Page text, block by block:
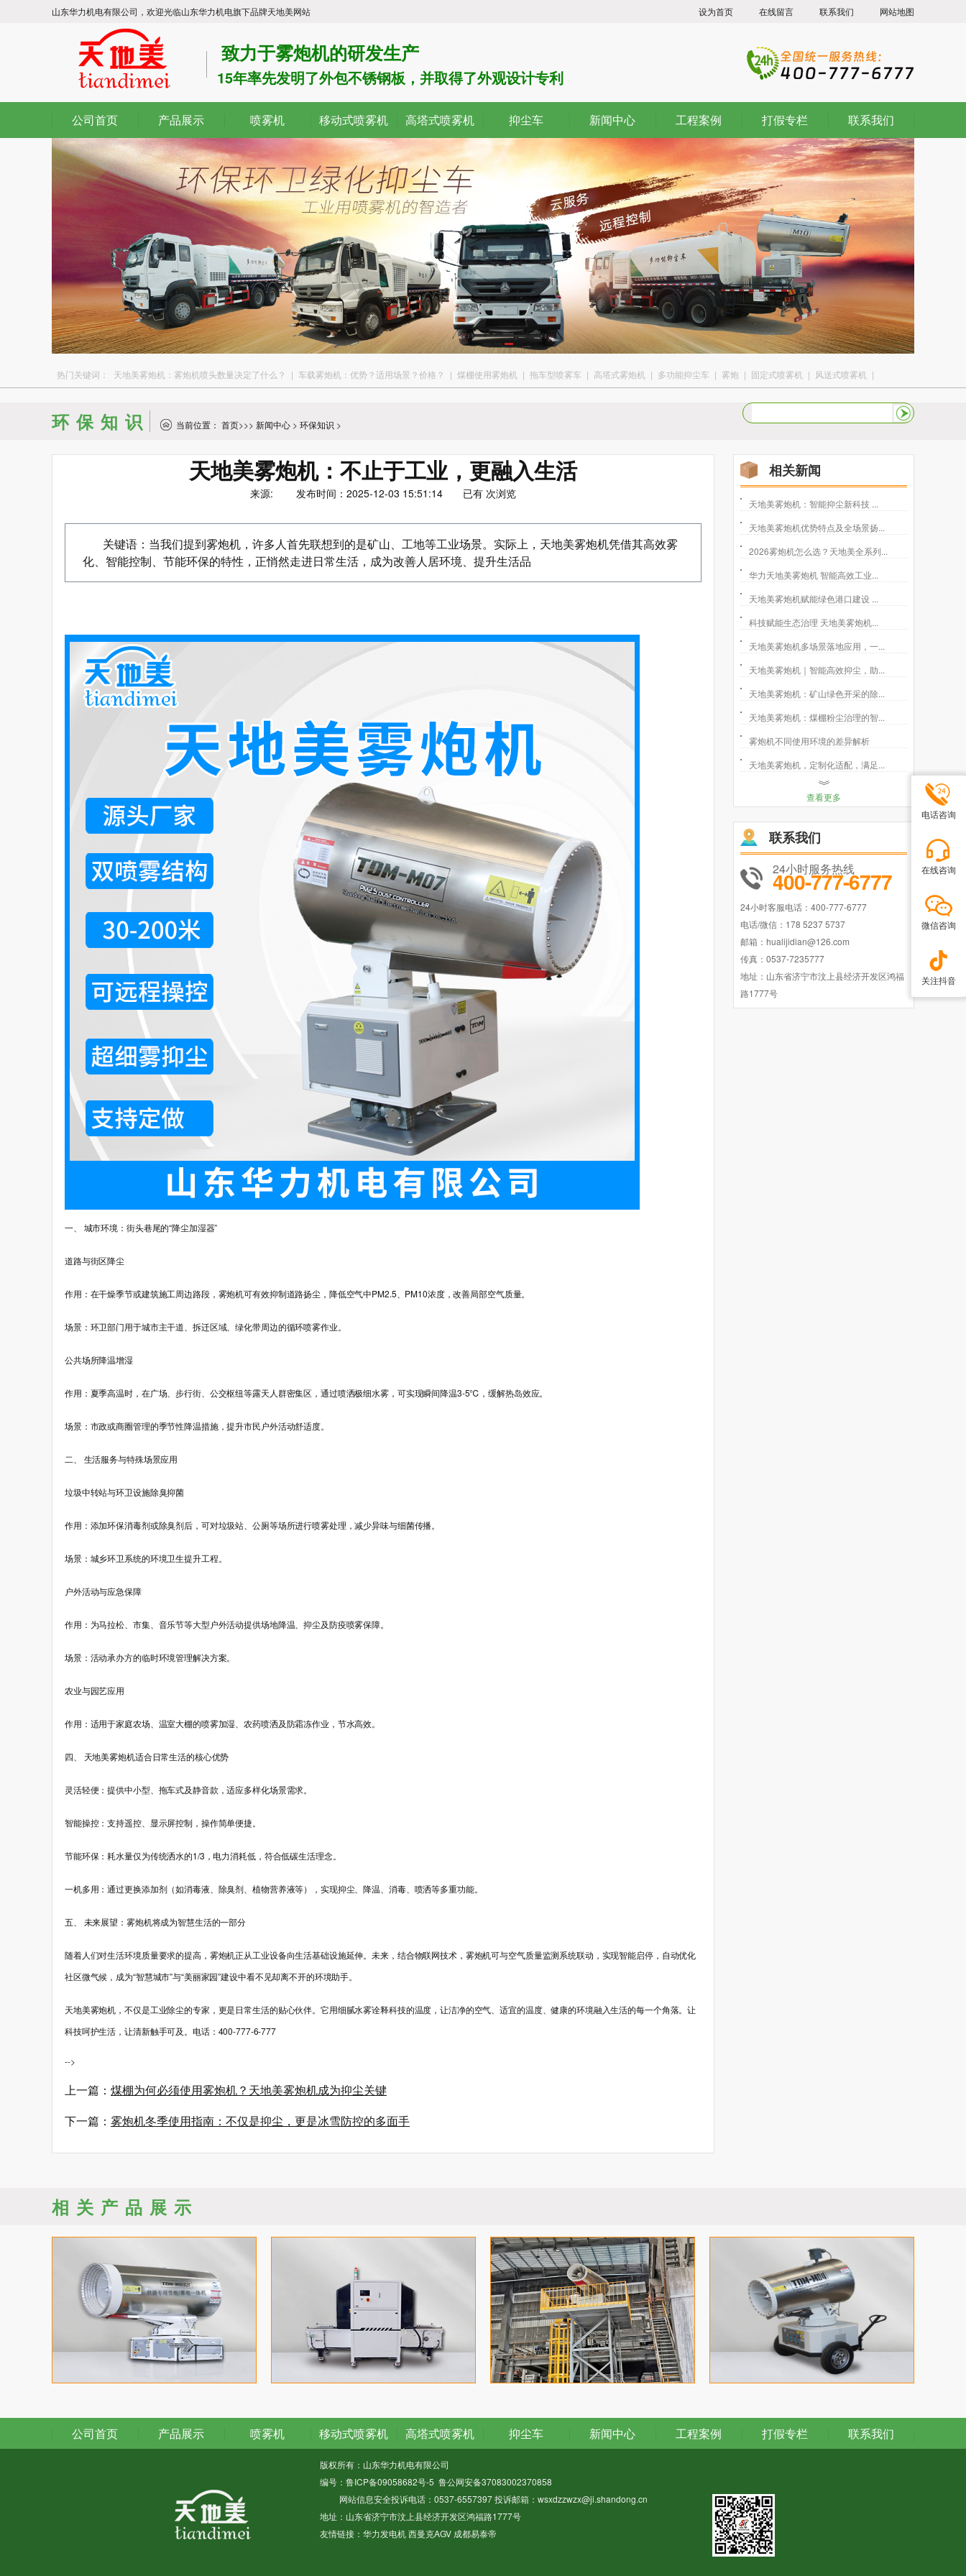
山东华力机电有限公司，欢迎光临山东华力机电旗下品牌天地美网站 网站地图
联系我们
在线留言
设为首页
致力于雾炮机的研发生产
15年率先发明了外包不锈钢板，并取得了外观设计专利
公司首页 产品展示 喷雾机 移动式喷雾机 高塔式喷雾机 抑尘车 新闻中心 工程案例 打假专栏 联系我们
热门关键词： 天地美雾炮机：雾炮机喷头数量决定了什么？ | 车载雾炮机：优势？适用场景？价格？ | 煤棚使用雾炮机 | 拖车型喷雾车 | 高塔式雾炮机 | 多功能抑尘车 | 雾炮 | 固定式喷雾机 | 风送式喷雾机 |
环保知识 当前位置： 首页>>> 新闻中心 > 环保知识 >
天地美雾炮机：不止于工业，更融入生活
来源: 发布时间：2025-12-03 15:51:14 已有 次浏览
关键语：当我们提到雾炮机，许多人首先联想到的是矿山、工地等工业场景。实际上，天地美雾炮机凭借其高效雾
化、智能控制、节能环保的特性，正悄然走进日常生活，成为改善人居环境、提升生活品
一、 城市环境：街头巷尾的“降尘加湿器”
道路与街区降尘
作用：在干燥季节或建筑施工周边路段，雾炮机可有效抑制道路扬尘，降低空气中PM2.5、PM10浓度，改善局部空气质量。
场景：环卫部门用于城市主干道、拆迁区域、绿化带周边的循环喷雾作业。
公共场所降温增湿
作用：夏季高温时，在广场、步行街、公交枢纽等露天人群密集区，通过喷洒极细水雾，可实现瞬间降温3-5℃，缓解热岛效应。
场景：市政或商圈管理的季节性降温措施，提升市民户外活动舒适度。
二、 生活服务与特殊场景应用
垃圾中转站与环卫设施除臭抑菌
作用：添加环保消毒剂或除臭剂后，可对垃圾站、公厕等场所进行喷雾处理，减少异味与细菌传播。
场景：城乡环卫系统的环境卫生提升工程。
户外活动与应急保障
作用：为马拉松、市集、音乐节等大型户外活动提供场地降温、抑尘及防疫喷雾保障。
场景：活动承办方的临时环境管理解决方案。
农业与园艺应用
作用：适用于家庭农场、温室大棚的喷雾加湿、农药喷洒及防霜冻作业，节水高效。
四、 天地美雾炮机适合日常生活的核心优势
灵活轻便：提供中小型、拖车式及静音款，适应多样化场景需求。
智能操控：支持遥控、显示屏控制，操作简单便捷。
节能环保：耗水量仅为传统洒水的1/3，电力消耗低，符合低碳生活理念。
一机多用：通过更换添加剂（如消毒液、除臭剂、植物营养液等），实现抑尘、降温、消毒、喷洒等多重功能。
五、 未来展望：雾炮机将成为智慧生活的一部分
随着人们对生活环境质量要求的提高，雾炮机正从工业设备向生活基础设施延伸。未来，结合物联网技术，雾炮机可与空气质量监测系统联动，实现智能启停，自动优化
社区微气候，成为“智慧城市”与“美丽家园”建设中看不见却离不开的环境助手。
天地美雾炮机，不仅是工业除尘的专家，更是日常生活的贴心伙伴。它用细腻水雾诠释科技的温度，让洁净的空气、适宜的温度、健康的环境融入生活的每一个角落。让
科技呵护生活，让清新触手可及。电话：400-777-6-777
-->
上一篇： 煤棚为何必须使用雾炮机？天地美雾炮机成为抑尘关键
下一篇： 雾炮机冬季使用指南：不仅是抑尘，更是冰雪防控的多面手
相关新闻
天地美雾炮机：智能抑尘新科技 ...
天地美雾炮机优势特点及全场景扬...
2026雾炮机怎么选？天地美全系列...
华力天地美雾炮机 智能高效工业...
天地美雾炮机赋能绿色港口建设 ...
科技赋能生态治理 天地美雾炮机...
天地美雾炮机多场景落地应用，一...
天地美雾炮机｜智能高效抑尘，助...
天地美雾炮机：矿山绿色开采的除...
天地美雾炮机：煤棚粉尘治理的智...
雾炮机不同使用环境的差异解析
天地美雾炮机，定制化适配，满足...
查看更多
联系我们
24小时服务热线
400-777-6777
24小时客服电话：400-777-6777
电话/微信：178 5237 5737
邮箱：hualijidian@126.com
传真：0537-7235777
地址：山东省济宁市汶上县经济开发区鸿福
路1777号
相关产品展示
公司首页 产品展示 喷雾机 移动式喷雾机 高塔式喷雾机 抑尘车 新闻中心 工程案例 打假专栏 联系我们
电话咨询
在线咨询
微信咨询
关注抖音
版权所有：山东华力机电有限公司
编号： 鲁ICP备09058682号-5 鲁公网安备37083002370858
网站信息安全投诉电话：0537-6557397 投诉邮箱：wsxdzzwzx@ji.shandong.cn
地址：山东省济宁市汶上县经济开发区鸿福路1777号
友情链接： 华力发电机西曼克AGV 成都易泰帝